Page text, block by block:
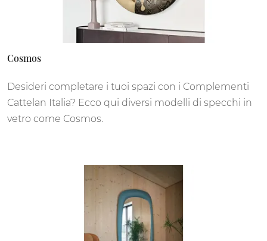
Cosmos
Desideri completare i tuoi spazi con i Complementi
Cattelan Italia? Ecco qui diversi modelli di specchi in
vetro come Cosmos.